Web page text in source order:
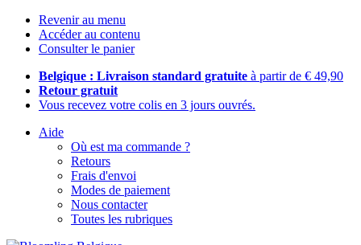
Revenir au menu
Accéder au contenu
Consulter le panier
Belgique : Livraison standard gratuite à partir de € 49,90
Retour gratuit
Vous recevez votre colis en 3 jours ouvrés.
Aide
Où est ma commande ?
Retours
Frais d'envoi
Modes de paiement
Nous contacter
Toutes les rubriques